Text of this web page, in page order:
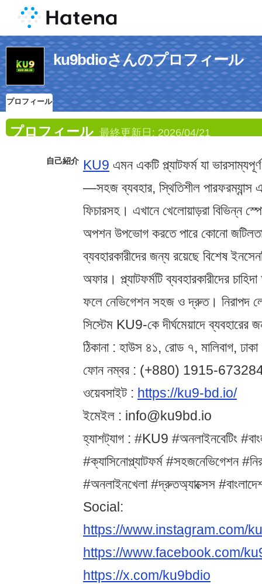
ku9bdioさんのプロフィール
プロフィール
プロフィール 最終更新日: 2026/04/21
自己紹介 KU9 এমন একটি প্ল্যাটফর্ম যা
—সহজ ব্যবহার, স্থিতিশীল পারফরম্যান্স
ফিচারসহ। এখানে খেলোয়াড়রা বিভিন্ন
অপশন উপভোগ করতে পারে কোনো
ব্যবহারকারীদের জন্য রয়েছে বিশেষ
অফার। প্ল্যাটফর্মটি ব্যবহারকারীদের
ফলে নেভিগেশন সহজ ও দ্রুত। নিরাপদ
সিস্টেম KU9-কে দীর্ঘমেয়াদে
ঠিকানা : হাউস ৪১, রোড ৭, মালিবাগ,
ফোন নম্বর : (+880) 1915-
ওয়েবসাইট : https://ku9-bd.io/
ইমেইল : info@ku9bd.io
হ্যাশট্যাগ : #KU9 #অনলাইনবেটিং
#ক্যাসিনোপ্ল্যাটফর্ম #সহজনেভিগেশন
#অনলাইনখেলা #দ্রুতঅ্যাক্সেস
Social:
https://www.instagram.com/
https://www.facebook.com/
https://x.com/ku9bdio